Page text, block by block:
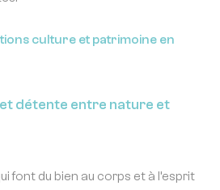
culture et patrimoine en
détente entre nature et
font du bien au corps et à l’esprit